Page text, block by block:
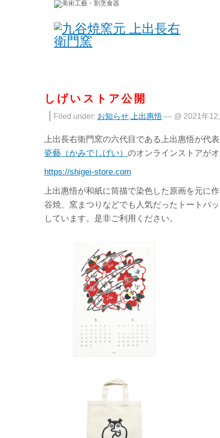
しげいストア公開
Filed under: お知らせ, 上出惠悟 — @ 2021年12
上出長右衛門窯の六代目である上出惠悟が代
瓷藝（かみでしげい） のオンラインストアが
https://shigei-store.com
上出惠悟が和紙に筒描で染色した原画を元に
谷焼、窯まつりなどでも人気だったトートバ
しています。是非ご利用ください。